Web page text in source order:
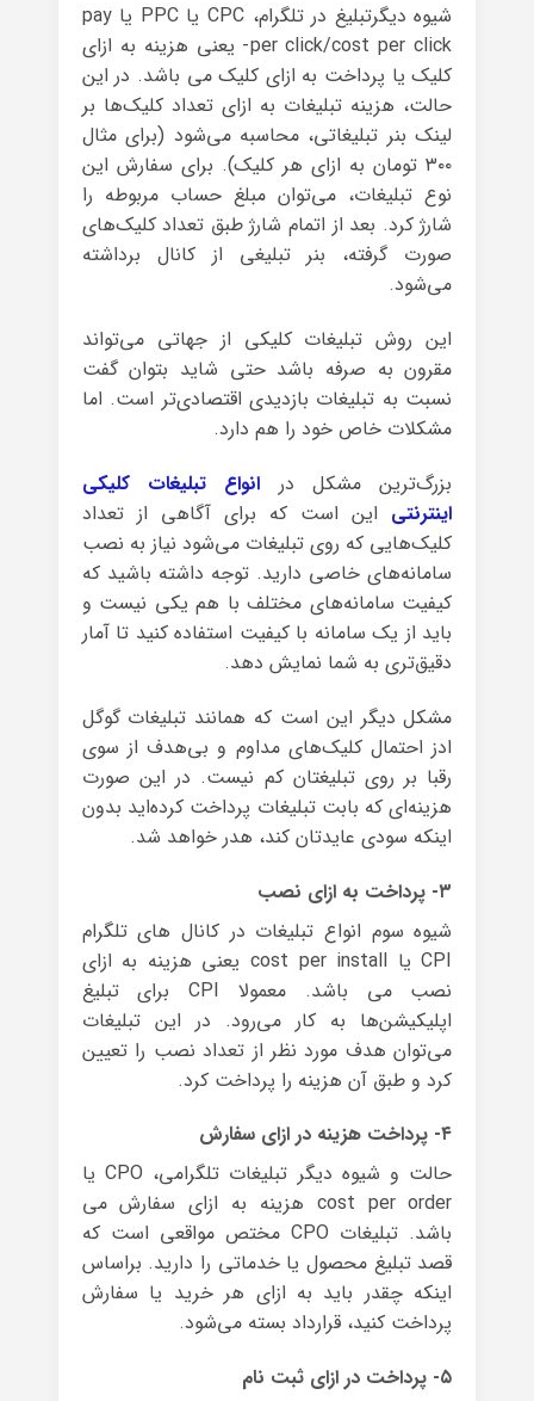
شیوه دیگرتبلیغ در تلگرام، CPC یا PPC یا pay
per click/cost per click- یعنی هزینه به ازای
کلیک یا پرداخت به ازای کلیک می باشد. در این
حالت، هزینه تبلیغات به ازای تعداد کلیک‌ها بر
لینک بنر تبلیغاتی، محاسبه می‌شود (برای مثال
۳۰۰ تومان به ازای هر کلیک). برای سفارش این
نوع تبلیغات، می‌توان مبلغ حساب مربوطه را
شارژ کرد. بعد از اتمام شارژ طبق تعداد کلیک‎‌های
صورت گرفته، بنر تبلیغی از کانال برداشته
می‌شود.
این روش تبلیغات کلیکی از جهاتی می‌تواند
مقرون به صرفه باشد حتی شاید بتوان گفت
نسبت به تبلیغات بازدیدی اقتصادی‌تر است. اما
مشکلات خاص خود را هم دارد.
بزرگ‌ترین مشکل در انواع تبلیغات کلیکی
اینترنتی این است که برای آگاهی از تعداد
کلیک‌هایی که روی تبلیغات می‌شود نیاز به نصب
سامانه‌های خاصی دارید. توجه داشته باشید که
کیفیت سامانه‌های مختلف با هم یکی نیست و
باید از یک سامانه با کیفیت استفاده کنید تا آمار
دقیق‌تری به شما نمایش دهد.
مشکل دیگر این است که همانند تبلیغات گوگل
ادز احتمال کلیک‌های مداوم و بی‌هدف از سوی
رقبا بر روی تبلیغتان کم نیست. در این صورت
هزینه‌ای که بابت تبلیغات پرداخت کرده‌اید بدون
اینکه سودی عایدتان کند، هدر خواهد شد.
۳- پرداخت به ازای نصب
شیوه سوم انواع تبلیغات در کانال های تلگرام
CPI یا cost per install یعنی هزینه به ازای
نصب می باشد. معمولا CPI برای تبلیغ
اپلیکیشن‌ها به کار می‌رود. در این تبلیغات
می‌توان هدف مورد نظر از تعداد نصب را تعیین
کرد و طبق آن هزینه را پرداخت کرد.
۴- پرداخت هزینه در ازای سفارش
حالت و شیوه دیگر تبلیغات تلگرامی، CPO یا
cost per order هزینه به ازای سفارش می
باشد. تبلیغات CPO مختص مواقعی است که
قصد تبلیغ محصول یا خدماتی را دارید. براساس
اینکه چقدر باید به ازای هر خرید یا سفارش
پرداخت کنید، قرارداد بسته می‌شود.
۵- پرداخت در ازای ثبت نام